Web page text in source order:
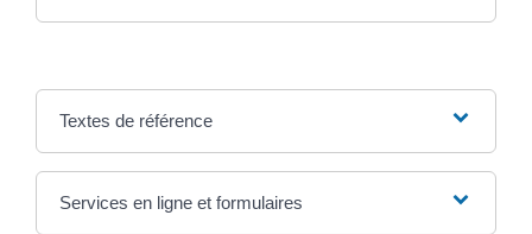
Textes de référence
Services en ligne et formulaires